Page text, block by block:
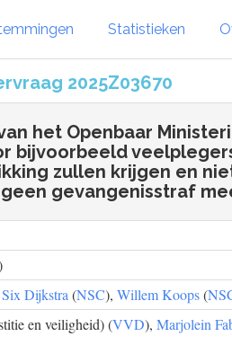
Statistieken
2025Z03670
het Openbaar
bijvoorbeeld
zullen krijgen en
gevangenisstraf
Six Dijkstra (NSC), Willem Koops(
en veiligheid) (VVD), Marjolein